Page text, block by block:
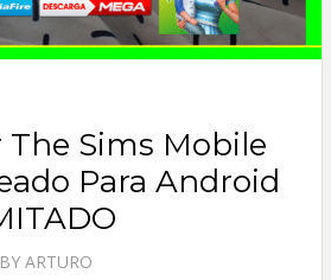
The Sims Mobile
Para Android
BY ARTURO